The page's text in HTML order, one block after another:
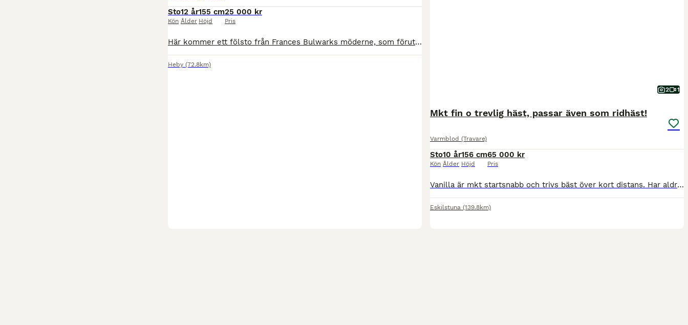
Sto
Kön
12 år
Ålder
155 cm
Höjd
25 000 kr
Pris
Här kommer ett fölsto från Frances Bulwarks möderne, som förutom Frances Bulwark lämnat mängder av toppar, och avelshingstar (A), Prince Lad (A) – 24 segrar, Prins Bulwark (A) – 40 segrar, Prince Bunt
Heby (72.8km)
2 1
Mkt fin o trevlig häst, passar även som ridhäst!
Varmblod (Travare)
Sto
Kön
10 år
Ålder
156 cm
Höjd
65 000 kr
Pris
Vanilla är mkt startsnabb och trivs bäst över kort distans. Har aldrig vunnit lopp, men varit ofta på plats. Kommer hon vinna i ny regi!? Titta på andra hästar som vi har sålt tidigare o se förändring
Eskilstuna (139.8km)